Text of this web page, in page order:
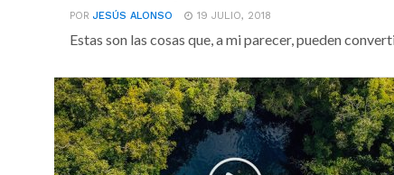
POR JESÚS ALONSO 19 JULIO, 2018
Estas son las cosas que, a mi parecer, pueden